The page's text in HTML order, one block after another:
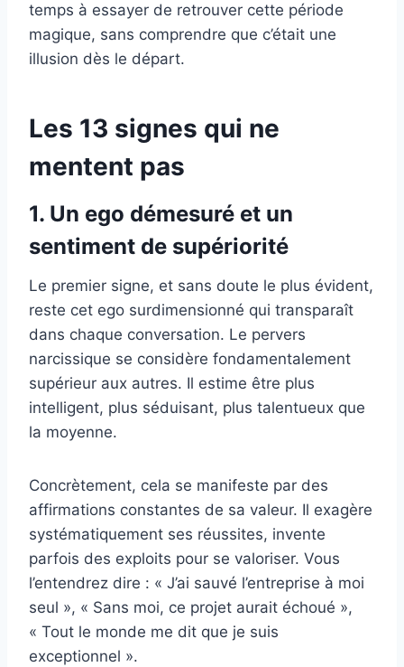
temps à essayer de retrouver cette période
magique, sans comprendre que c’était une
illusion dès le départ.
Les 13 signes qui ne
mentent pas
1. Un ego démesuré et un
sentiment de supériorité
Le premier signe, et sans doute le plus évident,
reste cet ego surdimensionné qui transparaît
dans chaque conversation. Le pervers
narcissique se considère fondamentalement
supérieur aux autres. Il estime être plus
intelligent, plus séduisant, plus talentueux que
la moyenne.
Concrètement, cela se manifeste par des
affirmations constantes de sa valeur. Il exagère
systématiquement ses réussites, invente
parfois des exploits pour se valoriser. Vous
l’entendrez dire : « J’ai sauvé l’entreprise à moi
seul », « Sans moi, ce projet aurait échoué »,
« Tout le monde me dit que je suis
exceptionnel ».